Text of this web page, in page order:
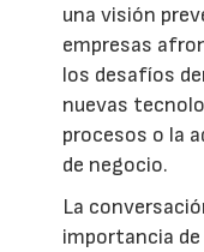
una visión
empresas
los desafíos
nuevas
procesos o la
de negocio.
La
importancia